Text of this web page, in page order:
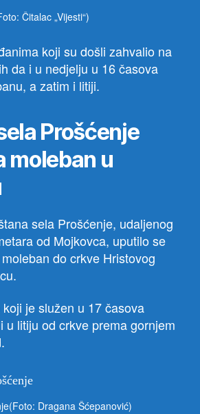
Čitalac „Vijesti“)
koji su došli zahvalio na
da i u nedjelju u 16 časova
a zatim i litiji.
Prošćenje
moleban u
sela Prošćenje, udaljenog
od Mojkovca, uputilo se
do crkve Hristovog
je služen u 17 časova
u litiju od crkve prema gornjem
Dragana Šćepanović)